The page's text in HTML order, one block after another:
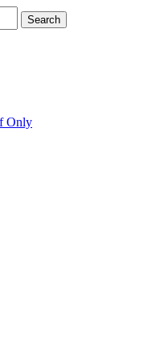
Search
Only